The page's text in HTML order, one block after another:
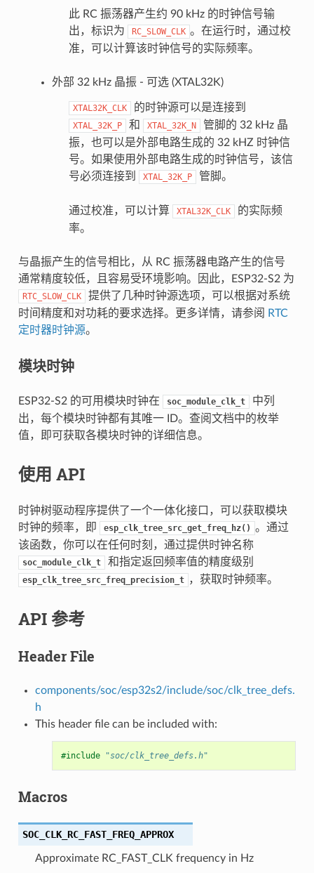
此 RC 振荡器产生约 90 kHz 的时钟信号输
出，标识为
RC_SLOW_CLK 。在运行时，通过校
准，可以计算该时钟信号的实际频率。
外部 32 kHz 晶振 - 可选 (XTAL32K)
XTAL32K_CLK 的时钟源可以是连接到
XTAL_32K_P 和 XTAL_32K_N
管脚的 32 kHz 晶
振，也可以是外部电路生成的 32 kHZ 时钟信
号。如果使用外部电路生成的时钟信号，该信
号必须连接到
XTAL_32K_P 管脚。
通过校准，可以计算 XTAL32K_CLK
的实际频
率。
与晶振产生的信号相比，从 RC 振荡器电路产生的信号
通常精度较低，且容易受环境影响。因此，ESP32-S2 为
RTC_SLOW_CLK
提供了几种时钟源选项，可以根据对系统
时间精度和对功耗的要求选择。更多详情，请参阅
RTC
定时器时钟源。
模块时钟
ESP32-S2 的可用模块时钟在 soc_module_clk_t
中列
出，每个模块时钟都有其唯一 ID。查阅文档中的枚举
值，即可获取各模块时钟的详细信息。
使用 API
时钟树驱动程序提供了一个一体化接口，可以获取模块
时钟的频率，即
esp_clk_tree_src_get_freq_hz() 。通过
该函数，你可以在任何时刻，通过提供时钟名称
soc_module_clk_t 和指定返回频率值的精度级别
esp_clk_tree_src_freq_precision_t ，获取时钟频率。
API 参考
Header File
components/soc/esp32s2/include/soc/clk_tree_defs.
h
This header file can be included with:
#include "soc/clk_tree_defs.h"
Macros
SOC_CLK_RC_FAST_FREQ_APPROX
Approximate RC_FAST_CLK frequency in Hz